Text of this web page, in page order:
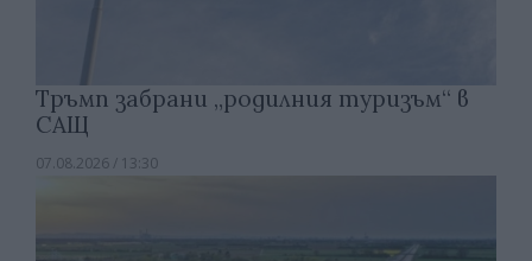
Тръмп забрани „родилния туризъм“ в
САЩ
07.08.2026 / 13:30